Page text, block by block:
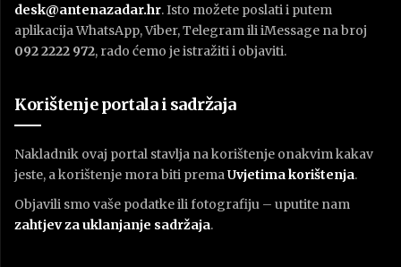
desk@antenazadar.hr. Isto možete poslati i putem
aplikacija WhatsApp, Viber, Telegram ili iMessage na broj
092 2222 972, rado ćemo je istražiti i objaviti.
Korištenje portala i sadržaja
Nakladnik ovaj portal stavlja na korištenje onakvim kakav
jeste, a korištenje mora biti premaUvjetima korištenja.
Objavili smo vaše podatke ili fotografiju – uputite nam
zahtjev za uklanjanje sadržaja.